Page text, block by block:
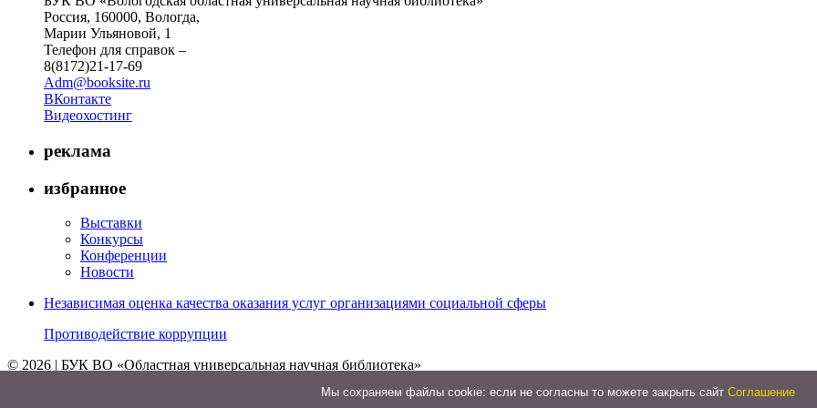
Россия, 160000, Вологда,
Марии Ульяновой, 1
Телефон для справок –
8(8172)21-17-69
Adm@booksite.ru
ВКонтакте
Видеохостинг
реклама
избранное
Выставки
Конкурсы
Конференции
Новости
Независимая оценка качества оказания услуг организациями социальной сферы
Противодействие коррупции
© 2026 | БУК ВО «Областная универсальная научная библиотека»
Мы cохраняем файлы cookie: если не согласны то можете закрыть сайт Соглашение